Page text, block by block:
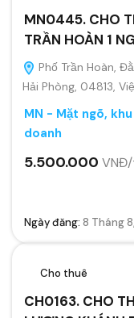
MN0445. CHO
TRẦN HOÀN 1
Phố Trần Hoàn,
Hải Phòng, 04813,
MN - Mặt ngõ,
doanh
5.500.000
Ngày đăng: 8 Tháng
Cho thuê
CH0163. CHO